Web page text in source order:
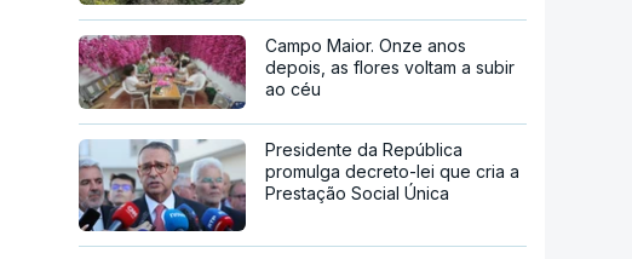
Campo Maior. Onze anos
depois, as flores voltam a subir
ao céu
Presidente da República
promulga decreto-lei que cria a
Prestação Social Única